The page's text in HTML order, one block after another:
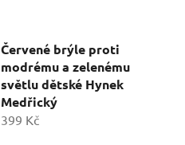
Červené brýle proti
modrému a zelenému
světlu dětské Hynek
Medřický
399 Kč